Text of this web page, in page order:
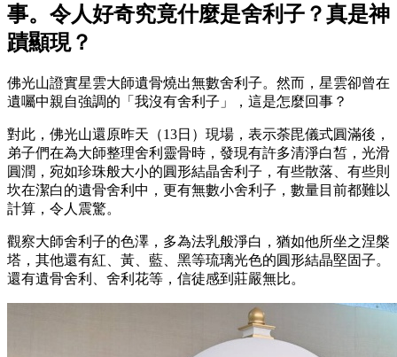
事。令人好奇究竟什麼是舍利子？真是神
蹟顯現？
佛光山證實星雲大師遺骨燒出無數舍利子。然而，星雲卻曾在
遺囑中親自強調的「我沒有舍利子」，這是怎麼回事？
對此，佛光山還原昨天（13日）現場，表示荼毘儀式圓滿後，
弟子們在為大師整理舍利靈骨時，發現有許多清淨白皙，光滑
圓潤，宛如珍珠般大小的圓形結晶舍利子，有些散落、有些則
坎在潔白的遺骨舍利中，更有無數小舍利子，數量目前都難以
計算，令人震驚。
觀察大師舍利子的色澤，多為法乳般淨白，猶如他所坐之涅槃
塔，其他還有紅、黃、藍、黑等琉璃光色的圓形結晶堅固子。
還有遺骨舍利、舍利花等，信徒感到莊嚴無比。